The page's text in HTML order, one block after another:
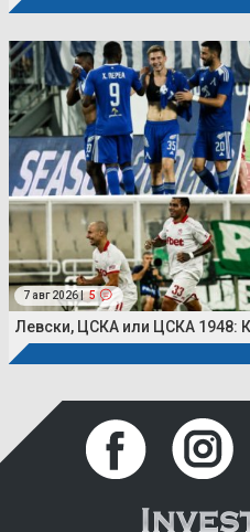
7 авг 2026 | 5
Левски, ЦСКА или ЦСКА 1948: